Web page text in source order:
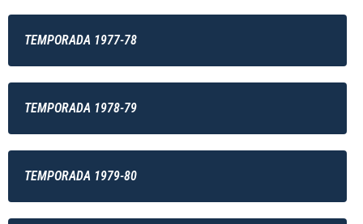
TEMPORADA 1977-78
TEMPORADA 1978-79
TEMPORADA 1979-80